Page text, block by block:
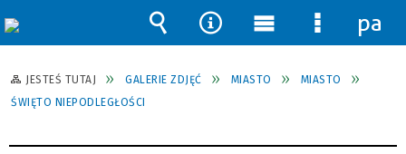
JESTEŚ TUTAJ GALERIE ZDJĘĆ MIASTO
MIASTO
ŚWIĘTO NIEPODLEGŁOŚCI
Wyszukiwarka
Narzędzia
Menu
główne
Menu